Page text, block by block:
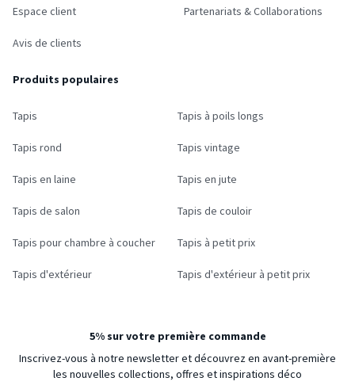
Espace client
Avis de clients
Partenariats & Collaborations
Produits populaires
Tapis Tapis à poils longs
Tapis rond Tapis vintage
Tapis en laine Tapis en jute
Tapis de salon Tapis de couloir
Tapis pour chambre à coucher Tapis à petit prix
Tapis d'extérieur Tapis d'extérieur à petit prix
5% sur votre première commande
Inscrivez-vous à notre newsletter et découvrez en avant-première
les nouvelles collections, offres et inspirations déco